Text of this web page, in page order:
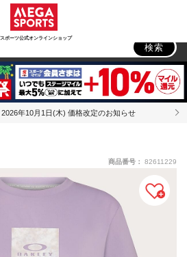
スポーツ公式オンラインショップ
ア
検索
年10月1日(木) 価格改定のお知らせ
商品番号： 82611229